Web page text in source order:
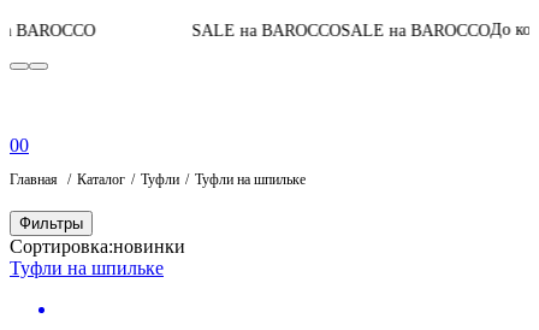
SALE на BAROCCOSALE на BAROCCOДо конца акции
00
Главная Каталог Туфли Туфли на шпильке
Фильтры
Сортировка:новинки
Туфли на шпильке